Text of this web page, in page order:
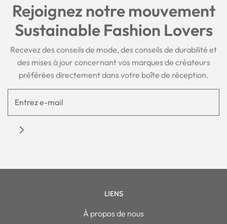
Rejoignez notre mouvement
Sustainable Fashion Lovers
Recevez des conseils de mode, des conseils de durabilité et
des mises à jour concernant vos marques de créateurs
préférées directement dans votre boîte de réception.
LIENS
À propos de nous